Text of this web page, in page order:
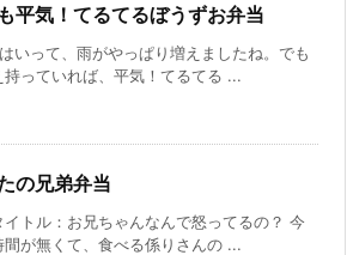
平気！てるてるぼうずお弁当
いって、雨がやっぱり増えましたね。でも
持っていれば、平気！てるてる ...
の兄弟弁当
イトル：お兄ちゃんなんで怒ってるの？ 今
間が無くて、食べる係りさんの ...